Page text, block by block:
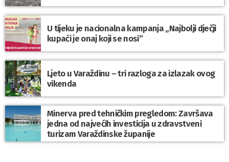
U tijeku je nacionalna kampanja „Najbolji dječji
kupaći je onaj koji se nosi“
Ljeto u Varaždinu – tri razloga za izlazak ovog
vikenda
Minerva pred tehničkim pregledom: Završava
jedna od najvećih investicija u zdravstveni
turizam Varaždinske županije